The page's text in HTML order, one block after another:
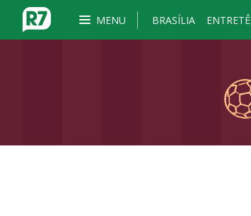
MENU BRASÍLIA ENTRETÊ